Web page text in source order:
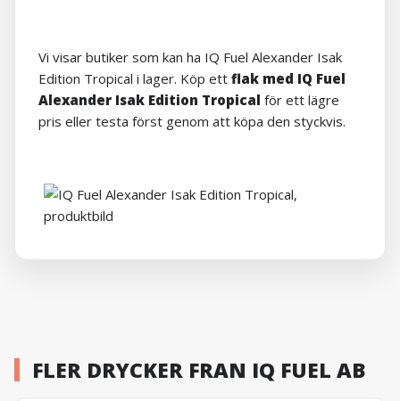
Vi visar butiker som kan ha IQ Fuel Alexander Isak
Edition Tropical i lager. Köp ett flak med IQ Fuel
Alexander Isak Edition Tropical för ett lägre
pris eller testa först genom att köpa den styckvis.
FLER DRYCKER FRAN IQ FUEL AB